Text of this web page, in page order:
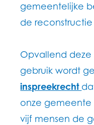
gemeentelijke
de
Opvallend deze
gebruik wordt
inspreekrecht
onze
vijf mensen de